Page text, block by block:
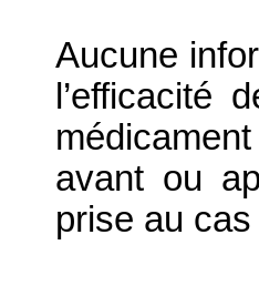
Aucune
l’efficacité
avant ou
prise au